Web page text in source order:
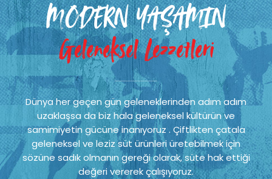
MODERN YAŞAMIN
Geleneksel Lezzetleri
Dünya her geçen gün geleneklerinden adım adım
uzaklaşsa da biz hala geleneksel kültürün ve
samimiyetin gücüne inanıyoruz . Çiftlikten çatala
geleneksel ve leziz süt ürünleri üretebilmek için
sözüne sadık olmanın gereği olarak, süte hak ettiği
değeri vererek çalışıyoruz.